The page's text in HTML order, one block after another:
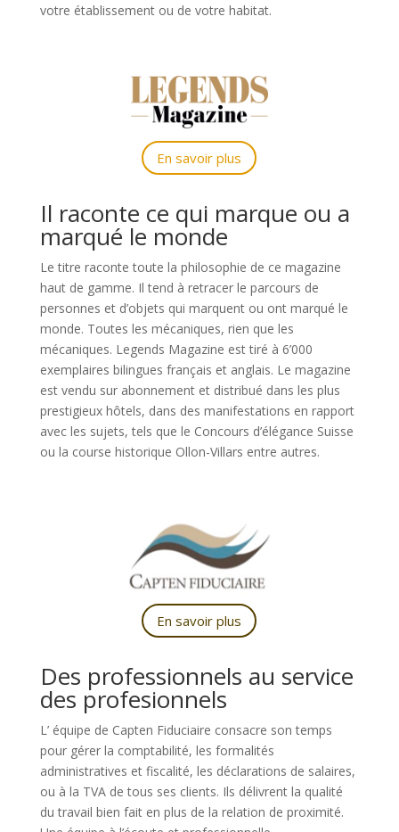
votre établissement ou de votre habitat.
En savoir plus
Il raconte ce qui marque ou a
marqué le monde
Le titre raconte toute la philosophie de ce magazine
haut de gamme. Il tend à retracer le parcours de
personnes et d’objets qui marquent ou ont marqué le
monde. Toutes les mécaniques, rien que les
mécaniques. Legends Magazine est tiré à 6’000
exemplaires bilingues français et anglais. Le magazine
est vendu sur abonnement et distribué dans les plus
prestigieux hôtels, dans des manifestations en rapport
avec les sujets, tels que le Concours d’élégance Suisse
ou la course historique Ollon-Villars entre autres.
En savoir plus
Des professionnels au service
des profesionnels
L’équipe de Capten Fiduciaire consacre son temps
pour gérer la comptabilité, les formalités
administratives et fiscalité, les déclarations de salaires,
ou à la TVA de tous ses clients. Ils délivrent la qualité
du travail bien fait en plus de la relation de proximité.